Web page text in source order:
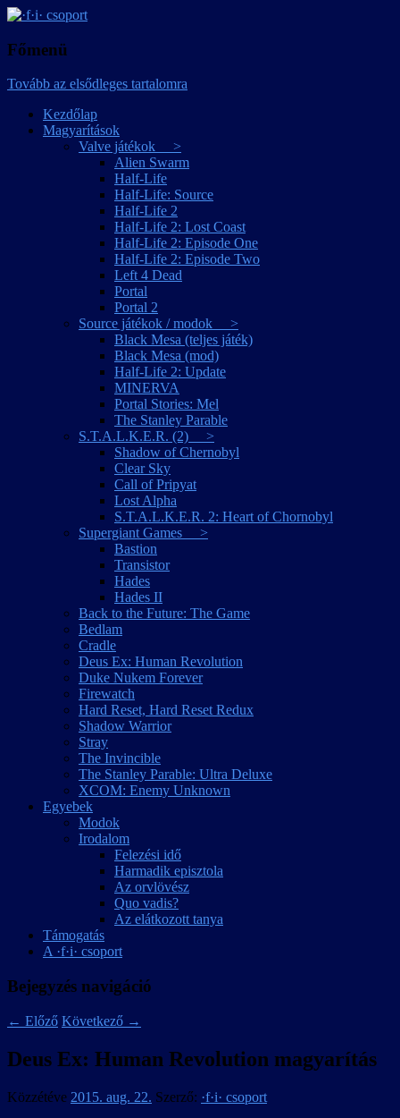
·f·i· csoport
Főmenü
Tovább az elsődleges tartalomra
Kezdőlap
Magyarítások
Valve játékok >
Alien Swarm
Half-Life
Half-Life: Source
Half-Life 2
Half-Life 2: Lost Coast
Half-Life 2: Episode One
Half-Life 2: Episode Two
Left 4 Dead
Portal
Portal 2
Source játékok / modok >
Black Mesa (teljes játék)
Black Mesa (mod)
Half-Life 2: Update
MINERVA
Portal Stories: Mel
The Stanley Parable
S.T.A.L.K.E.R. (2) >
Shadow of Chernobyl
Clear Sky
Call of Pripyat
Lost Alpha
S.T.A.L.K.E.R. 2: Heart of Chornobyl
Supergiant Games >
Bastion
Transistor
Hades
Hades II
Back to the Future: The Game
Bedlam
Cradle
Deus Ex: Human Revolution
Duke Nukem Forever
Firewatch
Hard Reset, Hard Reset Redux
Shadow Warrior
Stray
The Invincible
The Stanley Parable: Ultra Deluxe
XCOM: Enemy Unknown
Egyebek
Modok
Irodalom
Felezési idő
Harmadik episztola
Az orvlövész
Quo vadis?
Az elátkozott tanya
Támogatás
A ·f·i· csoport
Bejegyzés navigáció
← Előző Következő →
Deus Ex: Human Revolution magyarítás
Közzétéve 2015. aug. 22. Szerző: ·f·i· csoport